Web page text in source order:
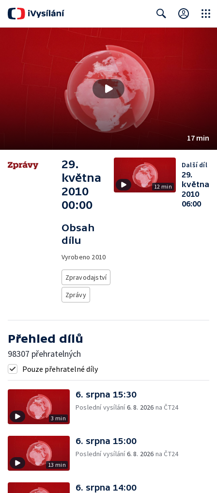
17 min
29.
května
2010
00:00
Obsah
dílu
Vyrobeno 2010
Zpravodajství
Zprávy
12 min
Další díl
29.
května
2010
06:00
Přehled dílů
98307 přehratelných
Pouze přehratelné díly
3 min
6. srpna 15:30
Poslední vysílání6. 8. 2026 na ČT24
13 min
6. srpna 15:00
Poslední vysílání6. 8. 2026 na ČT24
6. srpna 14:00